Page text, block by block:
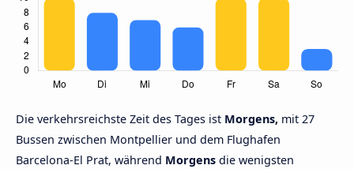
Die verkehrsreichste Zeit des Tages ist Morgens, mit 27
Bussen zwischen Montpellier und dem Flughafen
Barcelona-El Prat, während Morgens die wenigsten